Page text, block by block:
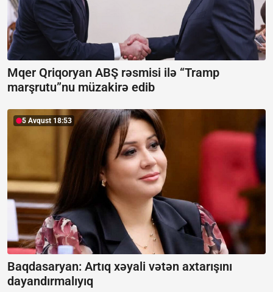
Mqer Qriqoryan ABŞ rəsmisi ilə “Tramp
marşrutu”nu müzakirə edib
5 Avqust 18:53
Baqdasaryan: Artıq xəyali vətən axtarışını
dayandırmalıyıq